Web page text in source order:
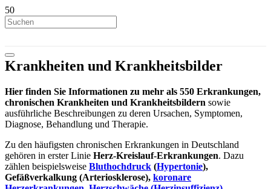
Krankheiten und Krankheitsbilder
Hier finden Sie Informationen zu mehr als 550 Erkrankungen,
chronischen Krankheiten und Krankheitsbildern sowie
ausführliche Beschreibungen zu deren Ursachen, Symptomen,
Diagnose, Behandlung und Therapie.
Zu den häufigsten chronischen Erkrankungen in Deutschland
gehören in erster Linie Herz-Kreislauf-Erkrankungen. Dazu
zählen beispielsweise Bluthochdruck (Hypertonie),
Gefäßverkalkung (Arteriosklerose), koronare